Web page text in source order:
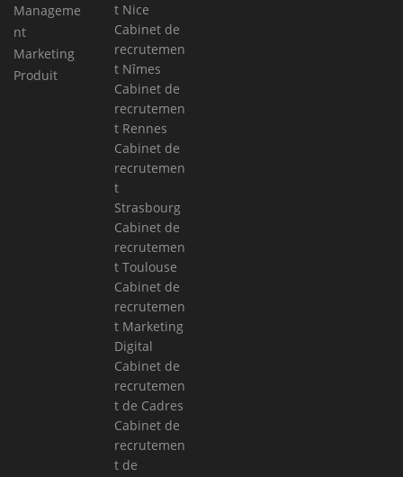
Manageme
nt
Marketing
Produit
t Nice
Cabinet de
recrutemen
t Nîmes
Cabinet de
recrutemen
t Rennes
Cabinet de
recrutemen
t
Strasbourg
Cabinet de
recrutemen
t Toulouse
Cabinet de
recrutemen
t Marketing
Digital
Cabinet de
recrutemen
t de Cadres
Cabinet de
recrutemen
t de